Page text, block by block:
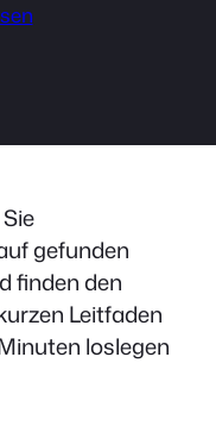
gefunden
finden den
Leitfaden
loslegen